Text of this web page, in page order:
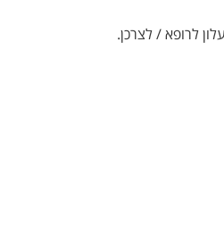
לרופא / לצרכן.